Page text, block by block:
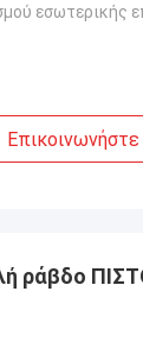
Επικοινωνήστε
ράβδο